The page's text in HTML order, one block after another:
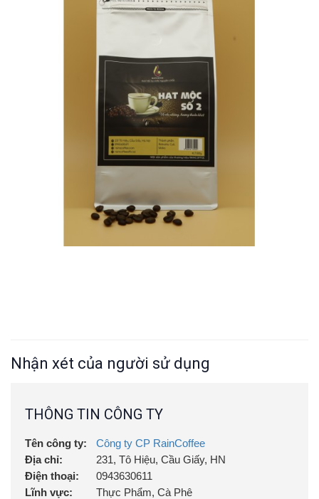
Nhận xét của người sử dụng
THÔNG TIN CÔNG TY
Tên công ty:
Công ty CP RainCoffee
Địa chỉ:
231, Tô Hiệu, Cầu Giấy, HN
Điện thoại:
0943630611
Lĩnh vực:
Thực Phẩm, Cà Phê